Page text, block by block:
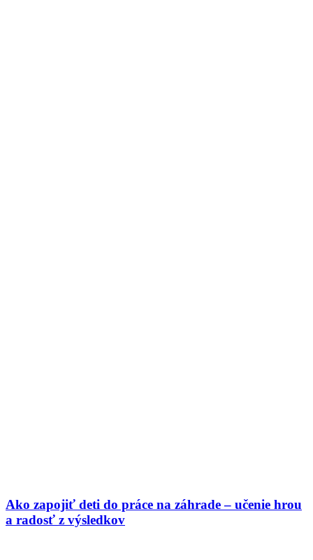
Ako zapojiť deti do práce na záhrade – učenie hrou
a radosť z výsledkov